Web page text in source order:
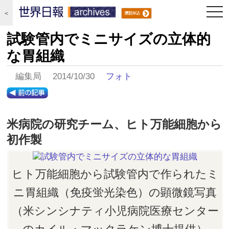
＜
試験管内でミニサイズの立体的
な胃組織
編集局 2014/10/30 フォト
米病院の研究チーム、ヒト万能細胞から
初作製
ヒト万能細胞から試験管内で作られたミ
ニ胃組織（免疫蛍光染色）の顕微鏡写真
（米シンシナティ小児病院医療センター